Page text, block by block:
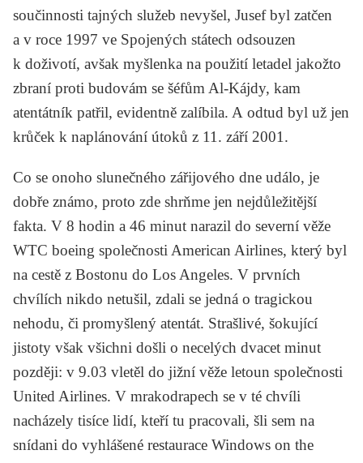
součinnosti tajných služeb nevyšel, Jusef byl zatčen
a v roce 1997 ve Spojených státech odsouzen
k doživotí, avšak myšlenka na použití letadel jakožto
zbraní proti budovám se šéfům Al-Kájdy, kam
atentátník patřil, evidentně zalíbila. A odtud byl už jen
krůček k naplánování útoků z 11. září 2001.
Co se onoho slunečného zářijového dne událo, je
dobře známo, proto zde shrňme jen nejdůležitější
fakta. V 8 hodin a 46 minut narazil do severní věže
WTC boeing společnosti American Airlines, který byl
na cestě z Bostonu do Los Angeles. V prvních
chvílích nikdo netušil, zdali se jedná o tragickou
nehodu, či promyšlený atentát. Strašlivé, šokující
jistoty však všichni došli o necelých dvacet minut
později: v 9.03 vletěl do jižní věže letoun společnosti
United Airlines. V mrakodrapech se v té chvíli
nacházely tisíce lidí, kteří tu pracovali, šli sem na
snídani do vyhlášené restaurace Windows on the